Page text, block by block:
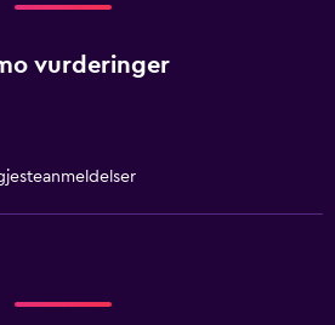
vurderinger